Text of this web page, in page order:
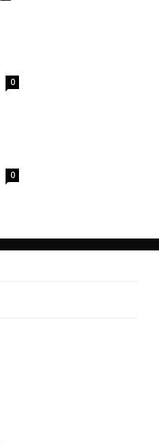
0
0